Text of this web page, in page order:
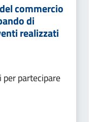
commercio
di
realizzati
per partecipare